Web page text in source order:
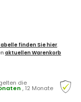
finden Sie hier.
aktuellen Warenkorb
die
, 12 Monate